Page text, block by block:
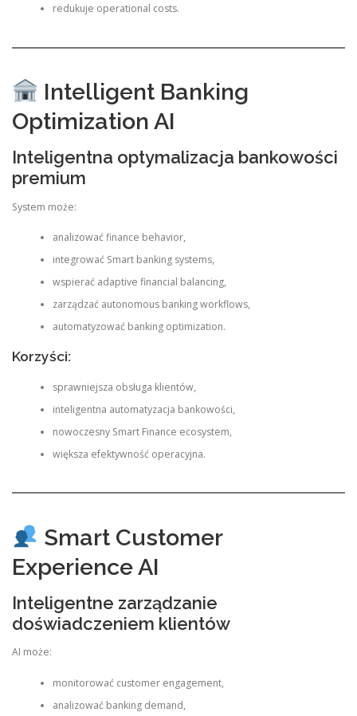
redukuje operational costs.
Intelligent Banking
Optimization AI
Inteligentna optymalizacja bankowości
premium
System może:
analizować finance behavior,
integrować Smart banking systems,
wspierać adaptive financial balancing,
zarządzać autonomous banking workflows,
automatyzować banking optimization.
Korzyści:
sprawniejsza obsługa klientów,
inteligentna automatyzacja bankowości,
nowoczesny Smart Finance ecosystem,
większa efektywność operacyjna.
Smart Customer
Experience AI
Inteligentne zarządzanie
doświadczeniem klientów
AI może:
monitorować customer engagement,
analizować banking demand,